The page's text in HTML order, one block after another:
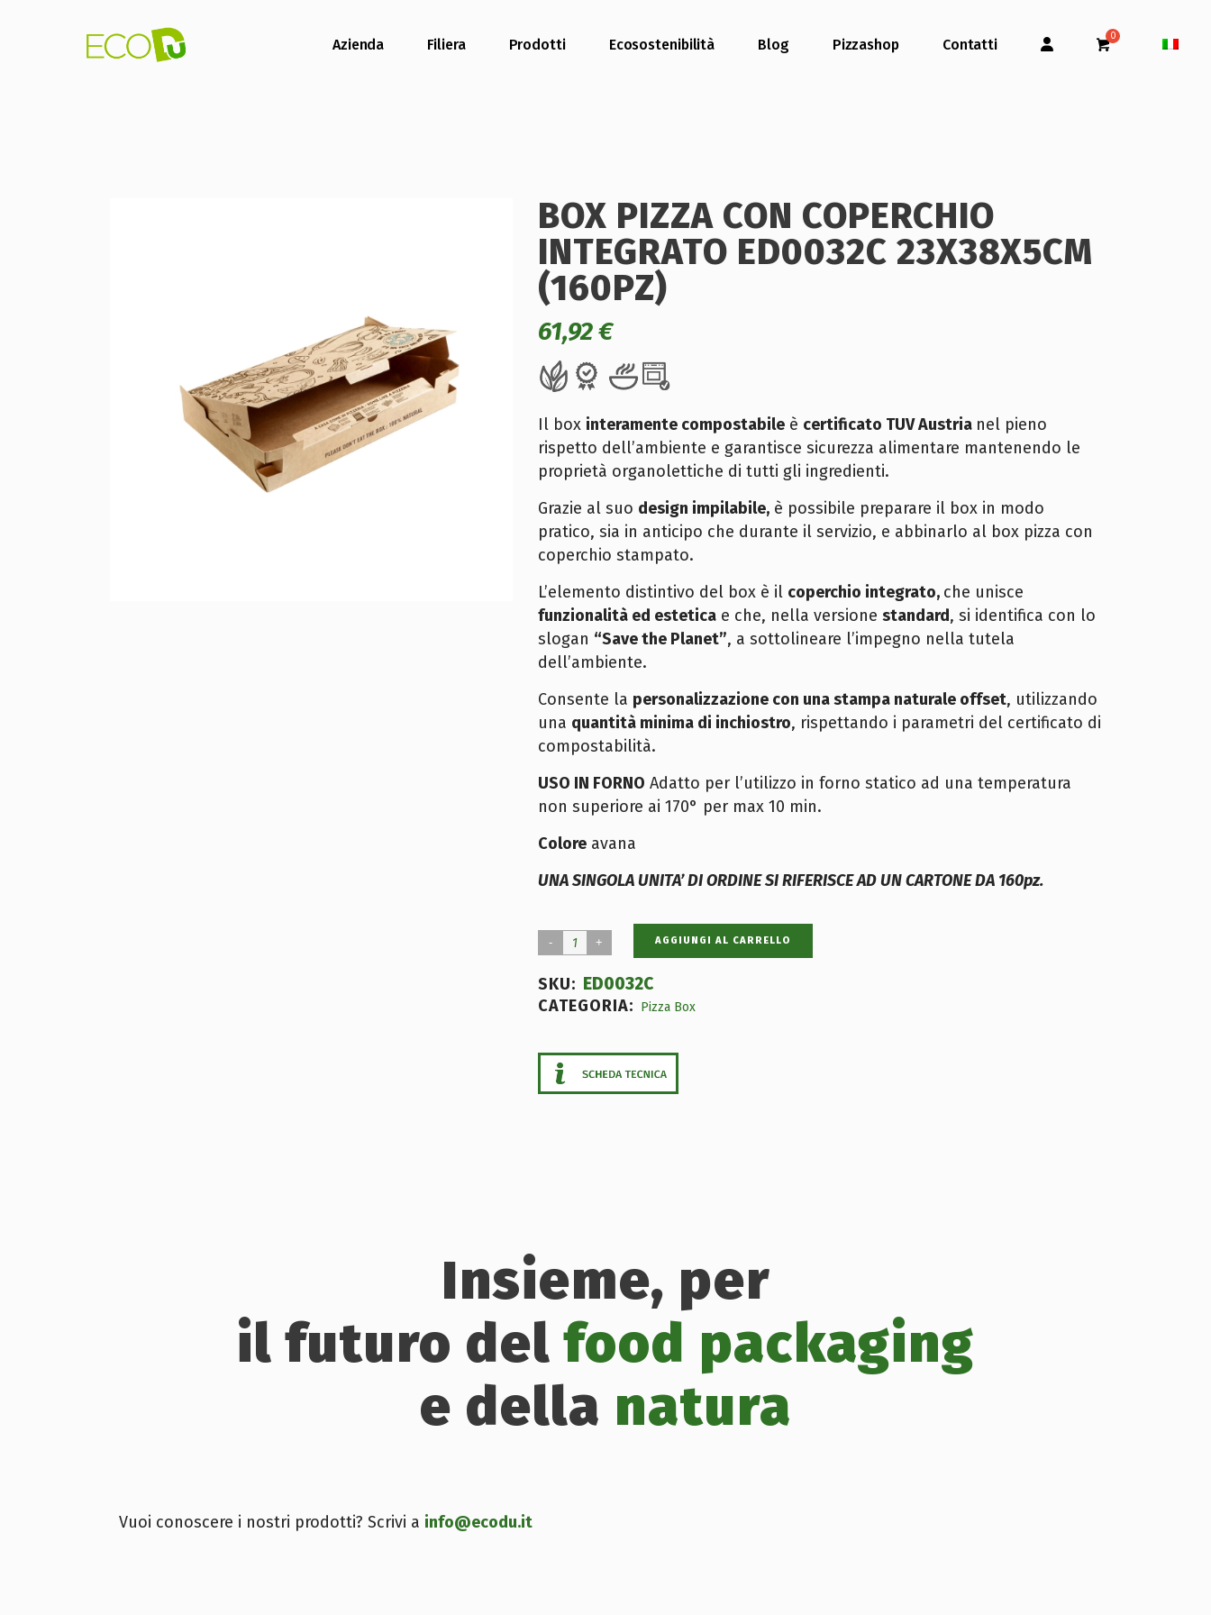
Azienda Filiera Prodotti Ecosostenibilità Blog Pizzashop Contatti
BOX PIZZA CON COPERCHIO
INTEGRATO ED0032C 23X38X5CM
(160PZ)
61,92€
Il box interamente compostabile è certificato TUV Austria nel pieno
rispetto dell’ambiente e garantisce sicurezza alimentare mantenendo le
proprietà organolettiche di tutti gli ingredienti.
Grazie al suo design impilabile, è possibile preparare il box in modo
pratico, sia in anticipo che durante il servizio, e abbinarlo al box pizza con
coperchio stampato.
L’elemento distintivo del box è il coperchio integrato, che unisce
funzionalità ed estetica e che, nella versione standard, si identifica con lo
slogan “Save the Planet”, a sottolineare l’impegno nella tutela
dell’ambiente.
Consente la personalizzazione con una stampa naturale offset, utilizzando
una quantità minima di inchiostro, rispettando i parametri del certificato di
compostabilità.
USO IN FORNO Adatto per l’utilizzo in forno statico ad una temperatura
non superiore ai 170° per max 10 min.
Colore avana
UNA SINGOLA UNITA’ DI ORDINE SI RIFERISCE AD UN CARTONE DA 160pz.
AGGIUNGI AL CARRELLO
SKU: ED0032C
CATEGORIA: Pizza Box
Insieme, per
il futuro delfood packaging
e della natura
Vuoi conoscere i nostri prodotti? Scrivi a info@ecodu.it